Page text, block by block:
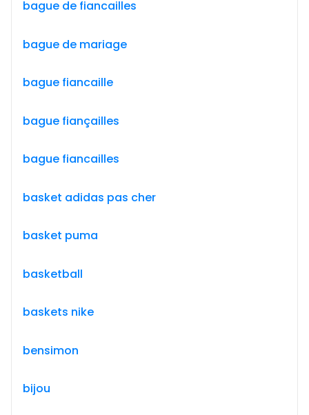
bague de fiancailles
bague de mariage
bague fiancaille
bague fiançailles
bague fiancailles
basket adidas pas cher
basket puma
basketball
baskets nike
bensimon
bijou